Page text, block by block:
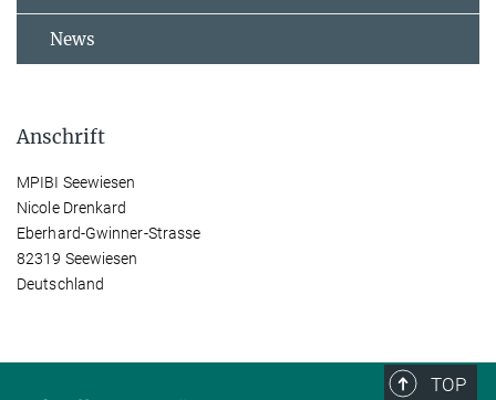
News
Anschrift
MPIBI Seewiesen
Nicole Drenkard
Eberhard-Gwinner-Strasse
82319 Seewiesen
Deutschland
TOP